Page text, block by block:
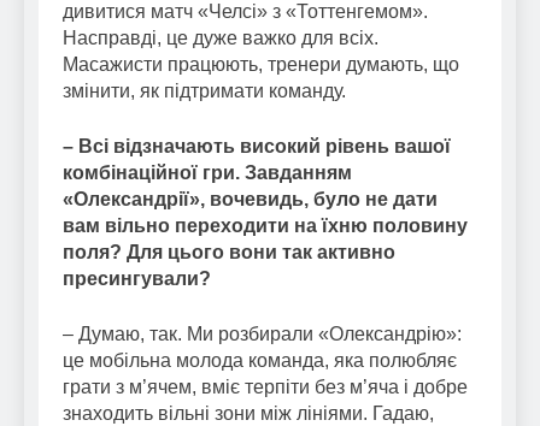
дивитися матч «Челсі» з «Тоттенгемом».
Насправді, це дуже важко для всіх.
Масажисти працюють, тренери думають, що
змінити, як підтримати команду.
– Всі відзначають високий рівень вашої
комбінаційної гри. Завданням
«Олександрії», вочевидь, було не дати
вам вільно переходити на їхню половину
поля? Для цього вони так активно
пресингували?
– Думаю, так. Ми розбирали «Олександрію»:
це мобільна молода команда, яка полюбляє
грати з м’ячем, вміє терпіти без м’яча і добре
знаходить вільні зони між лініями. Гадаю,